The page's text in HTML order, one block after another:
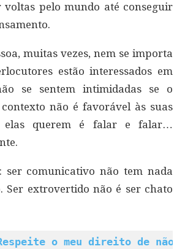
voltas pelo mundo até conseguir
muitas vezes, nem se importa
estão interessados em
se sentem intimidadas se o
não é favorável às suas
elas querem é falar e falar…
ser comunicativo não tem nada
Ser extrovertido não é ser chato
o meu direito de